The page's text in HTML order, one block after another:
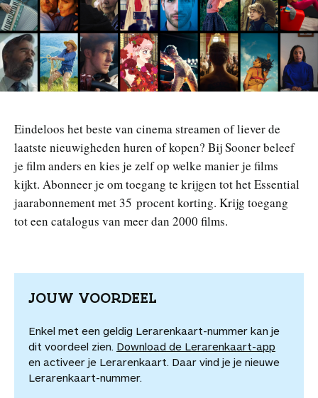
n
Eindeloos het beste van cinema streamen of liever de
laatste nieuwigheden huren of kopen? Bij Sooner beleef
je film anders en kies je zelf op welke manier je films
kijkt. Abonneer je om toegang te krijgen tot het Essential
jaarabonnement met 35 procent korting. Krijg toegang
tot een catalogus van meer dan 2000 films.
JOUW VOORDEEL
Enkel met een geldig Lerarenkaart-nummer kan je
dit voordeel zien. Download de Lerarenkaart-app
en activeer je Lerarenkaart. Daar vind je je nieuwe
Lerarenkaart-nummer.